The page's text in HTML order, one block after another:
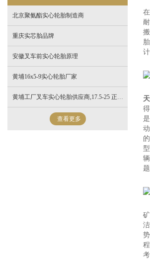
北京聚氨酯实心轮胎制造商
重庆实芯胎品牌
安徽叉车前实心轮胎原理
黄埔16x5-9实心轮胎厂家
黄埔工厂叉车实心轮胎供应商,17.5-25 正面吊实心轮胎公司
查看更多